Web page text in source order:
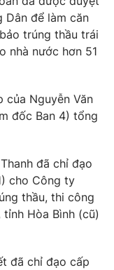
Dân để làm căn
trúng thầu trái
nhà nước hơn 51
của Nguyễn Văn
đốc Ban 4) tổng
đã chỉ đạo
cho Công ty
thầu, thi công
Hòa Bình (cũ)
đã chỉ đạo cấp